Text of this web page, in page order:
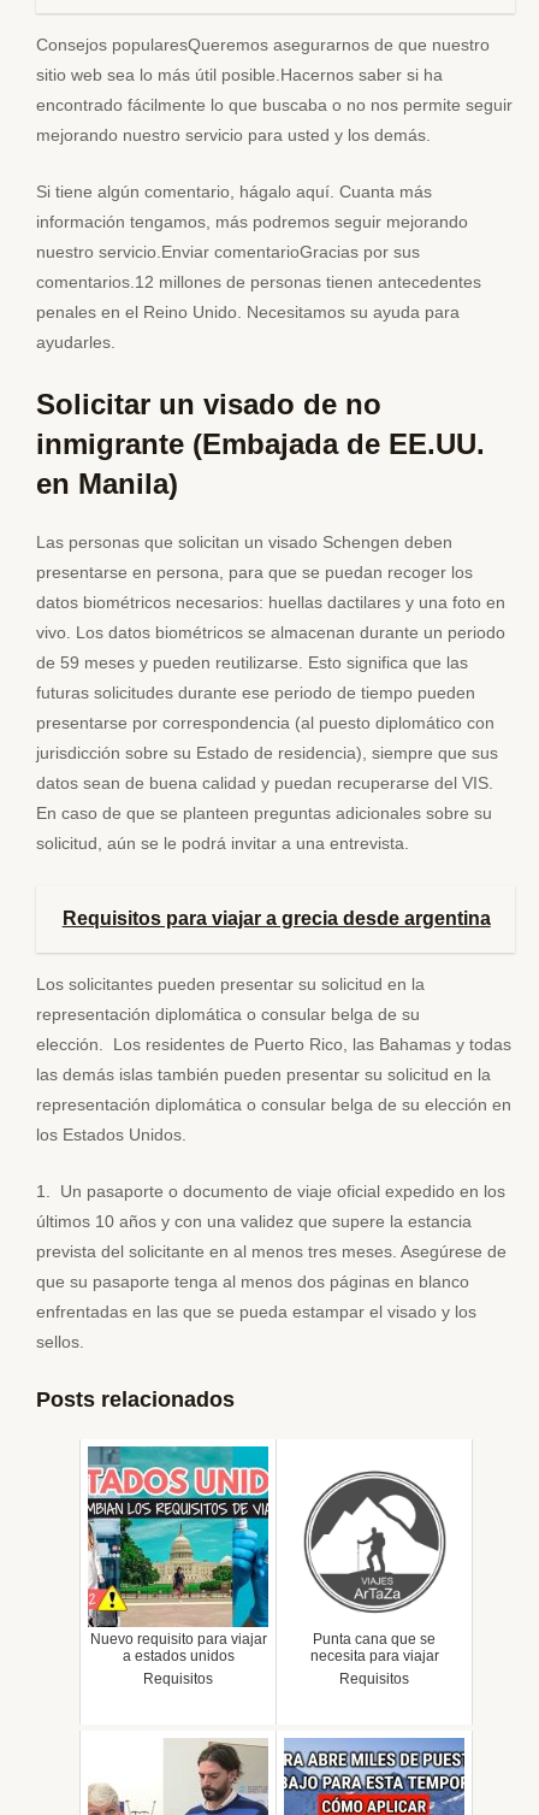
Consejos popularesQueremos asegurarnos de que nuestro
sitio web sea lo más útil posible.Hacernos saber si ha
encontrado fácilmente lo que buscaba o no nos permite seguir
mejorando nuestro servicio para usted y los demás.
Si tiene algún comentario, hágalo aquí. Cuanta más
información tengamos, más podremos seguir mejorando
nuestro servicio.Enviar comentarioGracias por sus
comentarios.12 millones de personas tienen antecedentes
penales en el Reino Unido. Necesitamos su ayuda para
ayudarles.
Solicitar un visado de no
inmigrante (Embajada de EE.UU.
en Manila)
Las personas que solicitan un visado Schengen deben
presentarse en persona, para que se puedan recoger los
datos biométricos necesarios: huellas dactilares y una foto en
vivo. Los datos biométricos se almacenan durante un periodo
de 59 meses y pueden reutilizarse. Esto significa que las
futuras solicitudes durante ese periodo de tiempo pueden
presentarse por correspondencia (al puesto diplomático con
jurisdicción sobre su Estado de residencia), siempre que sus
datos sean de buena calidad y puedan recuperarse del VIS.
En caso de que se planteen preguntas adicionales sobre su
solicitud, aún se le podrá invitar a una entrevista.
Requisitos para viajar a grecia desde argentina
Los solicitantes pueden presentar su solicitud en la
representación diplomática o consular belga de su
elección. Los residentes de Puerto Rico, las Bahamas y todas
las demás islas también pueden presentar su solicitud en la
representación diplomática o consular belga de su elección en
los Estados Unidos.
1. Un pasaporte o documento de viaje oficial expedido en los
últimos 10 años y con una validez que supere la estancia
prevista del solicitante en al menos tres meses. Asegúrese de
que su pasaporte tenga al menos dos páginas en blanco
enfrentadas en las que se pueda estampar el visado y los
sellos.
Posts relacionados
Nuevo requisito para viajar
a estados unidos
Requisitos
Punta cana que se
necesita para viajar
Requisitos